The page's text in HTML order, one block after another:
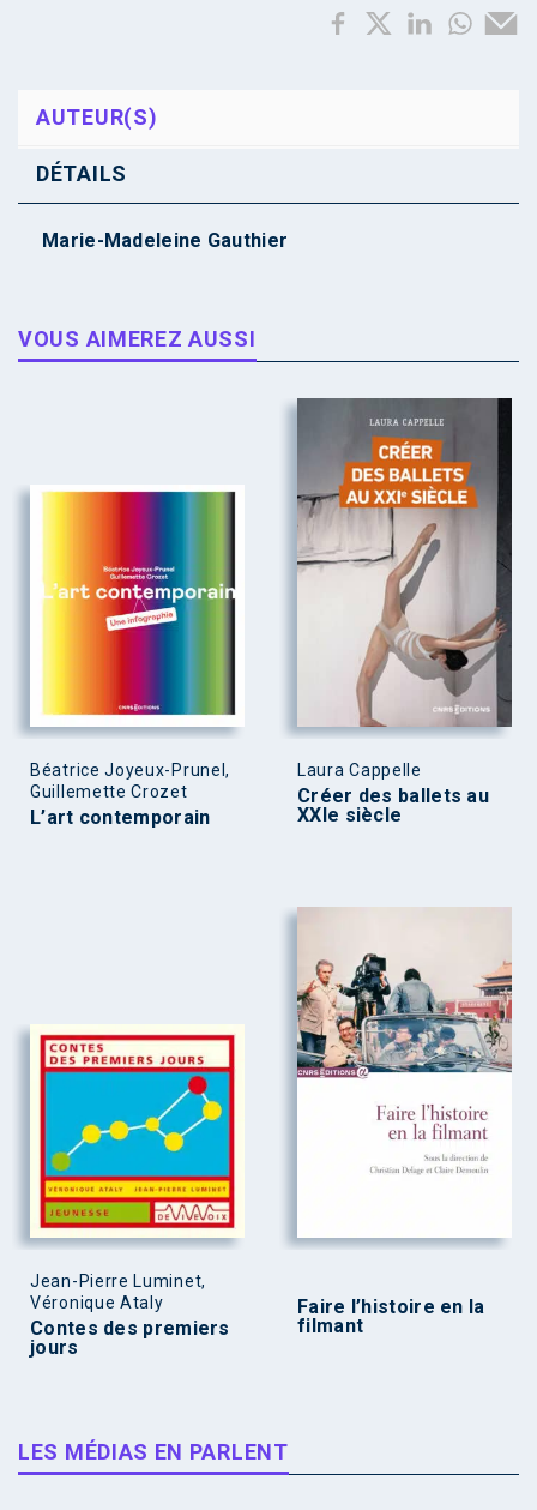
AUTEUR(S)
DÉTAILS
Marie-Madeleine Gauthier
VOUS AIMEREZ AUSSI
Béatrice Joyeux-Prunel,
Guillemette Crozet
L’art contemporain
Laura Cappelle
Créer des ballets au
XXIe siècle
Jean-Pierre Luminet,
Véronique Ataly
Contes des premiers
jours
Faire l’histoire en la
filmant
LES MÉDIAS EN PARLENT